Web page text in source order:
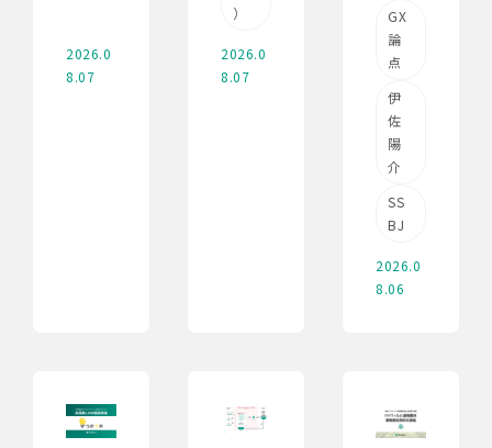
2026.0
8.07
）
2026.0
8.07
GX
論
点
伊
佐
陽
介
SS
BJ
2026.0
8.06